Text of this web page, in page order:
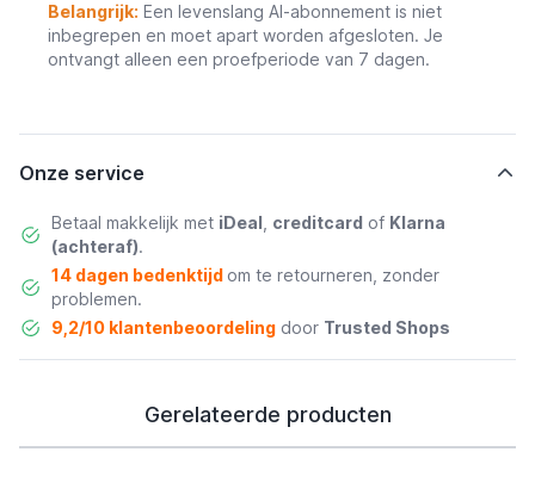
Belangrijk: Een levenslang AI-abonnement is niet
inbegrepen en moet apart worden afgesloten. Je
ontvangt alleen een proefperiode van 7 dagen.
Onze service
Betaal makkelijk met iDeal creditcard of Klarna
(achteraf).
14 dagen bedenktijd om te retourneren, zonder
problemen.
9,2/10 klantenbeoordelingdoor Trusted Shops
Gerelateerde producten